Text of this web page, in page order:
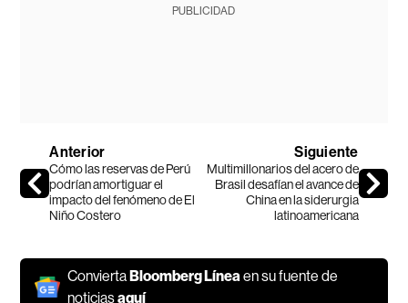
PUBLICIDAD
Anterior
Cómo las reservas de Perú
podrían amortiguar el
impacto del fenómeno de El
Niño Costero
Siguiente
Multimillonarios del acero de
Brasil desafían el avance de
China en la siderurgia
latinoamericana
ConviertaBloomberg Líneaen su fuente de
noticiasaquí